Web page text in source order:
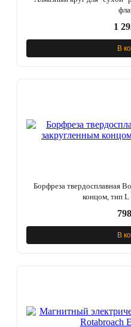
1
В
Борфреза твердосплавная
концом, тип
В